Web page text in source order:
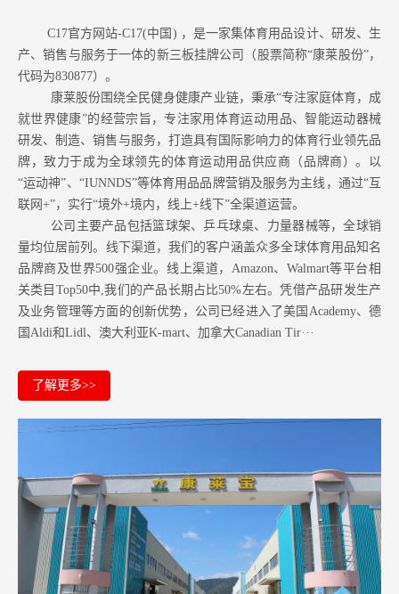
C17官方网站-C17(中国) ，是一家集体育用品设计、研发、生
产、销售与服务于一体的新三板挂牌公司（股票简称“康莱股份”，
代码为830877）。
康莱股份围绕全民健身健康产业链，秉承“专注家庭体育，成
就世界健康”的经营宗旨，专注家用体育运动用品、智能运动器械
研发、制造、销售与服务，打造具有国际影响力的体育行业领先品
牌，致力于成为全球领先的体育运动用品供应商（品牌商）。以
“运动神”、“IUNNDS”等体育用品品牌营销及服务为主线，通过“互
联网+”，实行“境外+境内，线上+线下”全渠道运营。
公司主要产品包括篮球架、乒乓球桌、力量器械等，全球销
量均位居前列。 线下渠道，我们的客户涵盖众多全球体育用品知名
品牌商及世界500强企业。 线上渠道，Amazon、Walmart等平台相
关类目Top50中,我们的产品长期占比50%左右。凭借产品研发生产
及业务管理等方面的创新优势，公司已经进入了美国Academy、德
国Aldi和Lidl、澳大利亚K-mart、加拿大Canadian Tir···
了解更多>>